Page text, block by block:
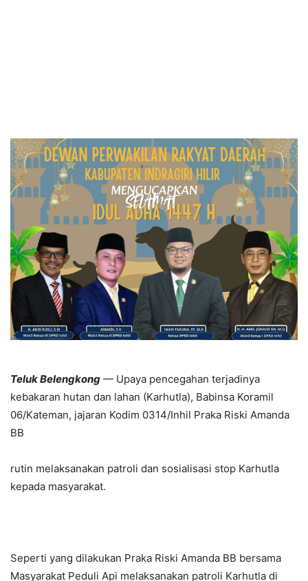
Teluk Belengkong — Upaya pencegahan terjadinya
kebakaran hutan dan lahan (Karhutla), Babinsa Koramil
06/Kateman, jajaran Kodim 0314/Inhil Praka Riski Amanda
BB
rutin melaksanakan patroli dan sosialisasi stop Karhutla
kepada masyarakat.
Seperti yang dilakukan Praka Riski Amanda BB bersama
Masyarakat Peduli Api melaksanakan patroli Karhutla di